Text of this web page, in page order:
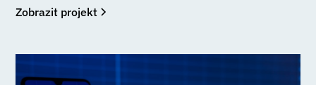
Zobrazit projekt